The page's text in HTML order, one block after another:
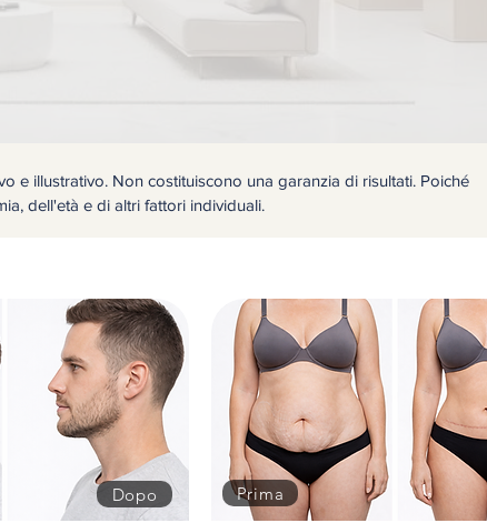
e illustrativo. Non costituiscono una garanzia di risultati. Poiché
dell'età e di altri fattori individuali.
Dopo Prima